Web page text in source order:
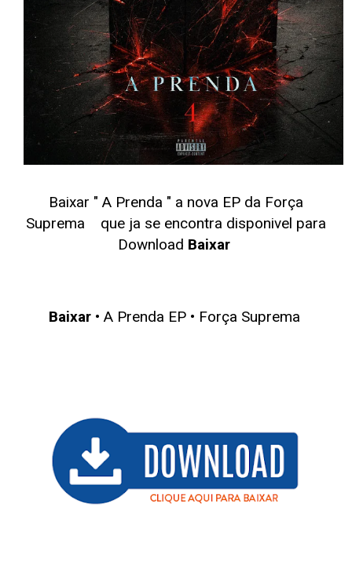
Baixar " A Prenda " a nova EP da Força
Suprema
que ja se encontra disponivel para
Download Baixar
Baixar• A Prenda EP • Força Suprema